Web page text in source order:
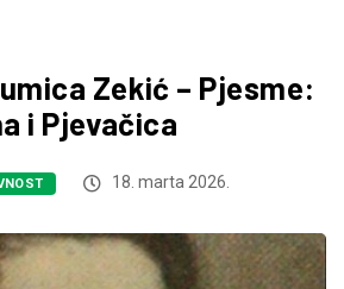
Zekić – Pjesme:
i Pjevačica
18. marta 2026.